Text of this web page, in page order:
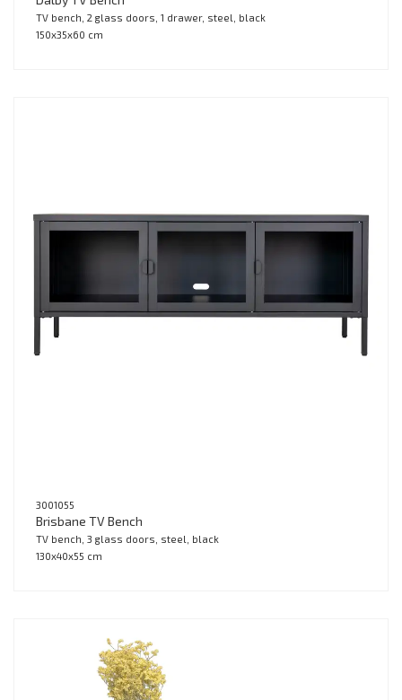
TV bench, 2 glass doors, 1 drawer, steel, black
150x35x60 cm
3001055
Brisbane TV Bench
TV bench, 3 glass doors, steel, black
130x40x55 cm